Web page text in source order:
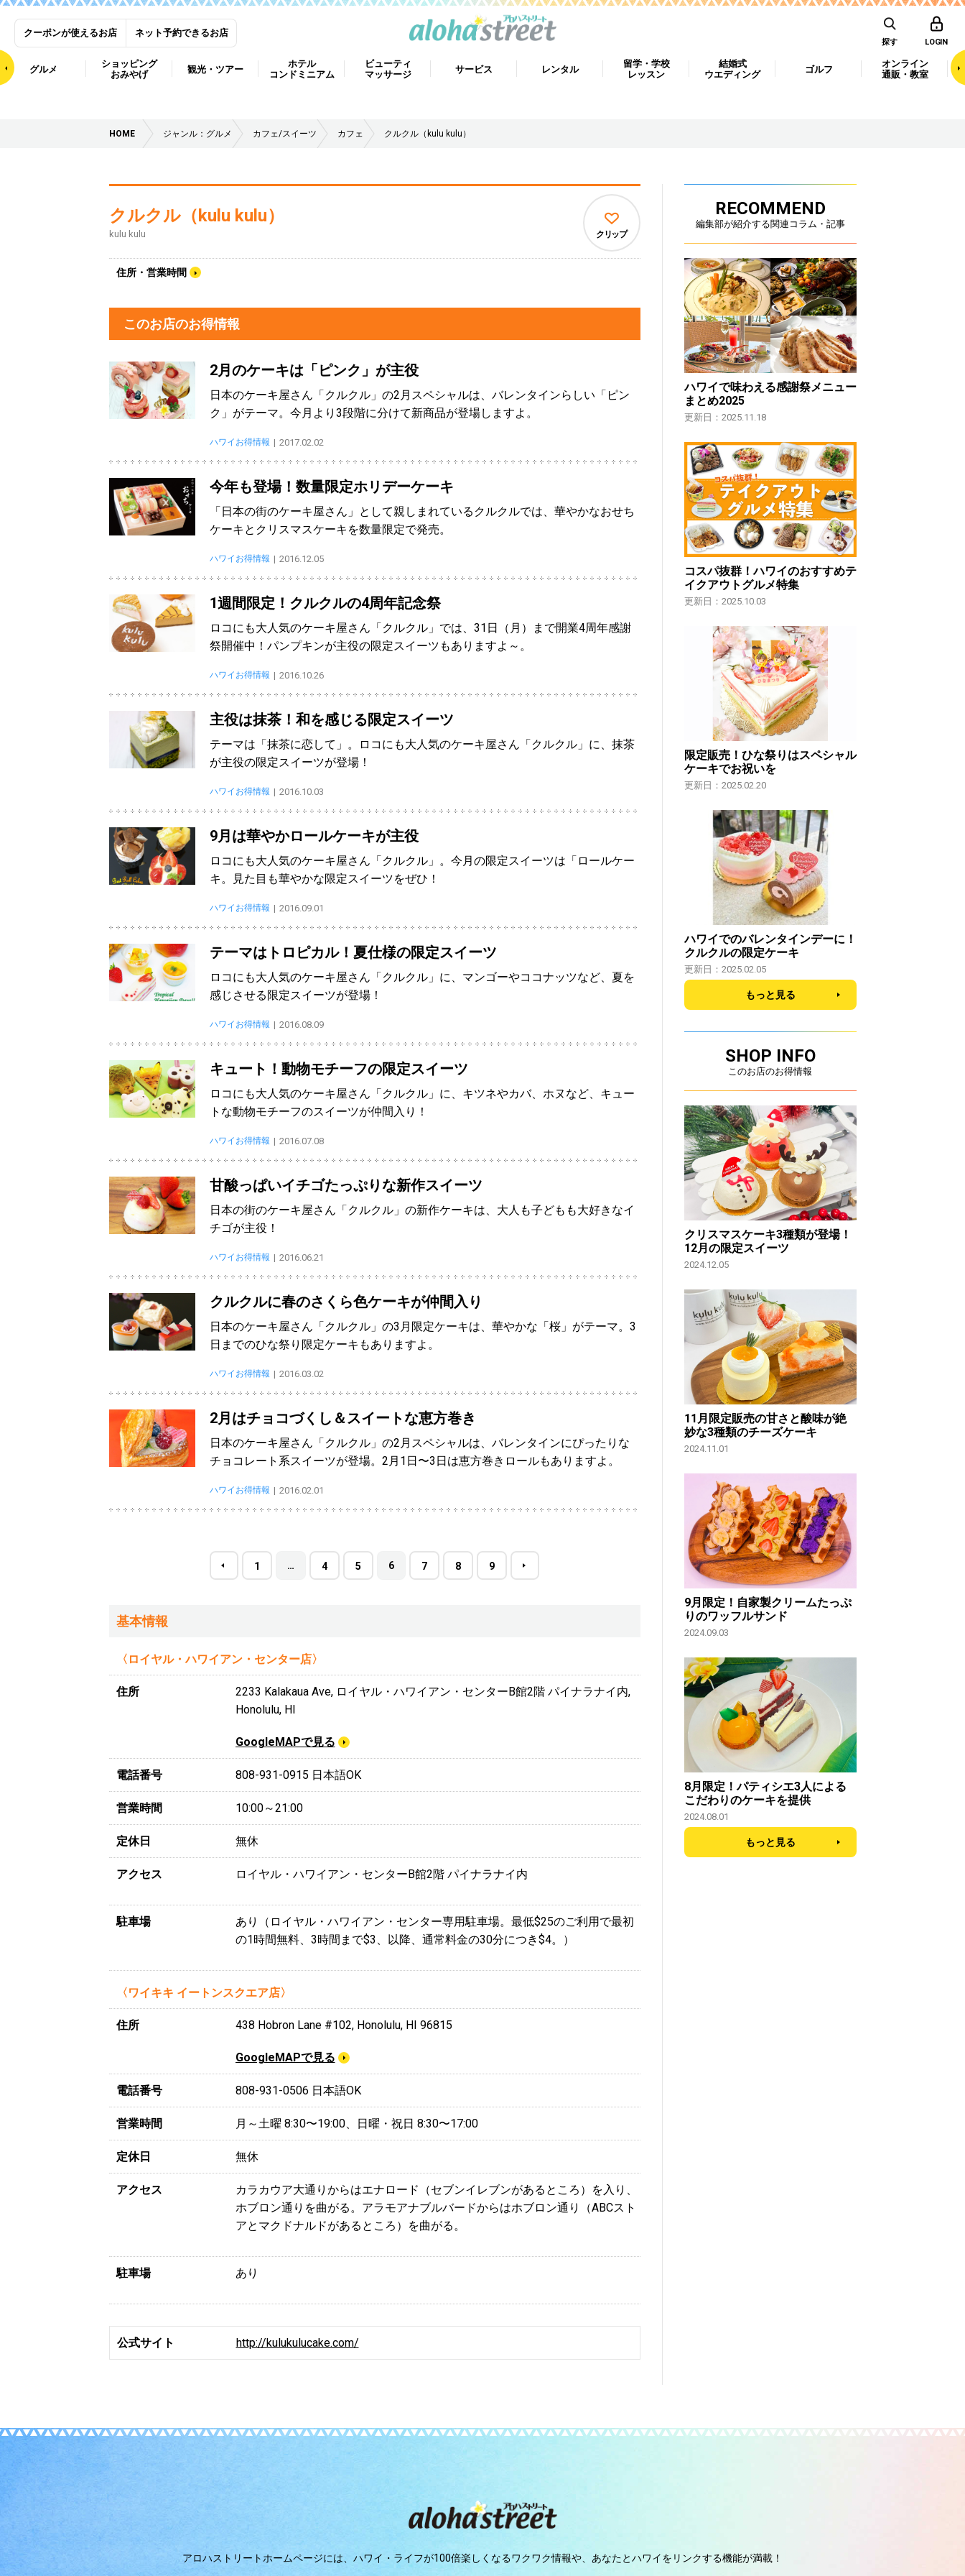
クーポンが使えるお店 ネット予約できるお店
探す LOGIN
グルメ
ショッピング
おみやげ
観光・ツアー
ホテル
コンドミニアム
ビューティ
マッサージ
サービス レンタル
留学・学校
レッスン
結婚式
ウエディング
ゴルフ
オンライン
通販・教室
HOME ジャンル：グルメ カフェ/スイーツ カフェ クルクル（kulu kulu）
クルクル（kulu kulu）
kulu kulu
住所・営業時間
クリップ
このお店のお得情報
2月のケーキは「ピンク」が主役
日本のケーキ屋さん「クルクル」の2月スペシャルは、バレンタインらしい「ピン
ク」がテーマ。今月より3段階に分けて新商品が登場しますよ。
ハワイお得情報 2017.02.02
今年も登場！数量限定ホリデーケーキ
「日本の街のケーキ屋さん」として親しまれているクルクルでは、華やかなおせち
ケーキとクリスマスケーキを数量限定で発売。
ハワイお得情報 2016.12.05
1週間限定！クルクルの4周年記念祭
ロコにも大人気のケーキ屋さん「クルクル」では、31日（月）まで開業4周年感謝
祭開催中！パンプキンが主役の限定スイーツもありますよ～。
ハワイお得情報 2016.10.26
主役は抹茶！和を感じる限定スイーツ
テーマは「抹茶に恋して」。ロコにも大人気のケーキ屋さん「クルクル」に、抹茶
が主役の限定スイーツが登場！
ハワイお得情報 2016.10.03
9月は華やかロールケーキが主役
ロコにも大人気のケーキ屋さん「クルクル」。今月の限定スイーツは「ロールケー
キ。見た目も華やかな限定スイーツをぜひ！
ハワイお得情報 2016.09.01
テーマはトロピカル！夏仕様の限定スイーツ
ロコにも大人気のケーキ屋さん「クルクル」に、マンゴーやココナッツなど、夏を
感じさせる限定スイーツが登場！
ハワイお得情報 2016.08.09
キュート！動物モチーフの限定スイーツ
ロコにも大人気のケーキ屋さん「クルクル」に、キツネやカバ、ホヌなど、キュー
トな動物モチーフのスイーツが仲間入り！
ハワイお得情報 2016.07.08
甘酸っぱいイチゴたっぷりな新作スイーツ
日本の街のケーキ屋さん「クルクル」の新作ケーキは、大人も子どもも大好きなイ
チゴが主役！
ハワイお得情報 2016.06.21
クルクルに春のさくら色ケーキが仲間入り
日本のケーキ屋さん「クルクル」の3月限定ケーキは、華やかな「桜」がテーマ。3
日までのひな祭り限定ケーキもありますよ。
ハワイお得情報 2016.03.02
2月はチョコづくし＆スイートな恵方巻き
日本のケーキ屋さん「クルクル」の2月スペシャルは、バレンタインにぴったりな
チョコレート系スイーツが登場。2月1日〜3日は恵方巻きロールもありますよ。
ハワイお得情報 2016.02.01
1 … 4 5 6 7 8 9
基本情報
〈ロイヤル・ハワイアン・センター店〉
住所
2233 Kalakaua Ave, ロイヤル・ハワイアン・センターB館2階 パイナラナイ内,
Honolulu, HI
GoogleMAPで見る
電話番号 808-931-0915 日本語OK
営業時間 10:00～21:00
定休日 無休
アクセス ロイヤル・ハワイアン・センターB館2階 パイナラナイ内
駐車場
あり（ロイヤル・ハワイアン・センター専用駐車場。最低$25のご利用で最初
の1時間無料、3時間まで$3、以降、通常料金の30分につき$4。）
〈ワイキキ イートンスクエア店〉
住所 438 Hobron Lane #102, Honolulu, HI 96815
GoogleMAPで見る
電話番号 808-931-0506 日本語OK
営業時間 月～土曜 8:30〜19:00、日曜・祝日 8:30〜17:00
定休日 無休
アクセス
カラカウア大通りからはエナロード（セブンイレブンがあるところ）を入り、
ホブロン通りを曲がる。アラモアナブルバードからはホブロン通り（ABCスト
アとマクドナルドがあるところ）を曲がる。
駐車場 あり
公式サイト http://kulukulucake.com/
RECOMMEND
編集部が紹介する関連コラム・記事
ハワイで味わえる感謝祭メニュー
まとめ2025
更新日：2025.11.18
コスパ抜群！ハワイのおすすめテ
イクアウトグルメ特集
更新日：2025.10.03
限定販売！ひな祭りはスペシャル
ケーキでお祝いを
更新日：2025.02.20
ハワイでのバレンタインデーに！
クルクルの限定ケーキ
更新日：2025.02.05
もっと見る
SHOP INFO
このお店のお得情報
クリスマスケーキ3種類が登場！
12月の限定スイーツ
2024.12.05
11月限定販売の甘さと酸味が絶
妙な3種類のチーズケーキ
2024.11.01
9月限定！自家製クリームたっぷ
りのワッフルサンド
2024.09.03
8月限定！パティシエ3人による
こだわりのケーキを提供
2024.08.01
もっと見る
アロハストリートホームページには、 ハワイ・ライフが100倍楽しくなるワクワク情報や、 あなたとハワイをリンクする機能が満載！